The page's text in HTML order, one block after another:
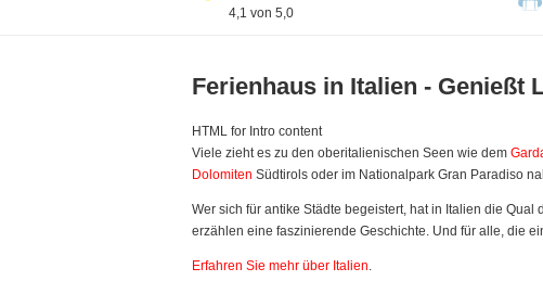
4,1 von 5,0
Ferienhaus in Italien - Genießt
HTML for Intro content
Viele zieht es zu den oberitalienischen Seen wie dem
Dolomiten Südtirols oder im Nationalpark Gran Paradiso
Wer sich für antike Städte begeistert, hat in Italien die Qual
erzählen eine faszinierende Geschichte. Und für alle, die
Erfahren Sie mehr über Italien.